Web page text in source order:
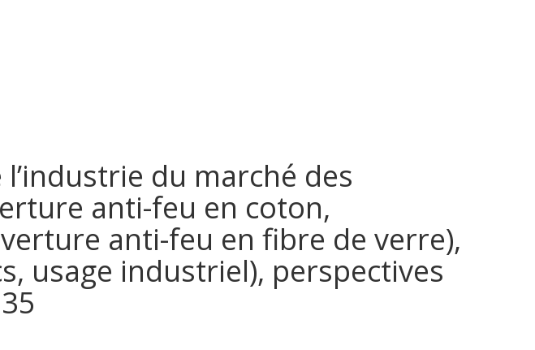
du marché des
anti-feu en coton,
anti-feu en fibre de verre),
usage industriel), perspectives